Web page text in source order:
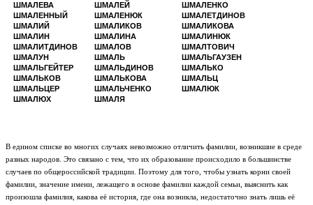
ШМАЛЕВА
ШМАЛЕЙ
ШМАЛЕНКО
ШМАЛЕННЫЙ
ШМАЛЕНЮК
ШМАЛЕТДИНОВ
ШМАЛИЙ
ШМАЛИКОВ
ШМАЛИКОВА
ШМАЛИН
ШМАЛИНА
ШМАЛИНЮК
ШМАЛИТДИНОВ
ШМАЛОВ
ШМАЛТОВИЧ
ШМАЛУН
ШМАЛЬ
ШМАЛЬГАУЗЕН
ШМАЛЬГЕЙТЕР
ШМАЛЬДИНОВ
ШМАЛЬКО
ШМАЛЬКОВ
ШМАЛЬКОВА
ШМАЛЬЦ
ШМАЛЬЦЕР
ШМАЛЬЧЕНКО
ШМАЛЮК
ШМАЛЮХ
ШМАЛЯ
В едином списке во многих случаях невозможно отличить фамилии, возникшие в среде
разных народов. Это связано с тем, что их образование происходило в большинстве
случаев по общероссийской традиции. Поэтому для того, чтобы узнать корни своей
фамилии, значение имени, лежащего в основе фамилии каждой семьи, выяснить как
произошла фамилия, какова её история, где она возникла, недостаточно знать лишь её